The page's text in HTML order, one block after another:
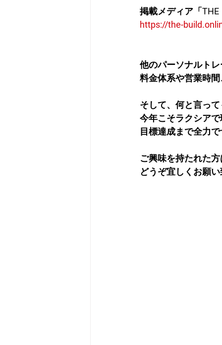
掲載メディア「THE
https://the-
他のパーソナルト
料金体系や営業時
そして、何と言っ
今年こそラクシア
目標達成まで全力
ご興味を持たれた
どうぞ宜しくお願